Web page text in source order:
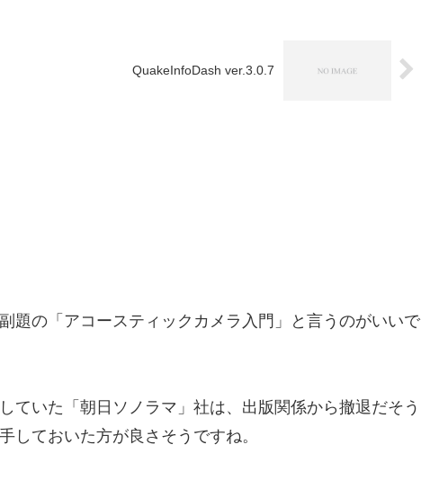
QuakeInfoDash ver.3.0.7
題の「アコースティックカメラ入門」と言うのがいいで
ていた「朝日ソノラマ」社は、出版関係から撤退だそう
しておいた方が良さそうですね。